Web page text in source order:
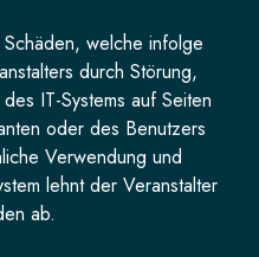
welche infolge
durch Störung,
IT-Systems auf Seiten
oder des Benutzers
Verwendung und
lehnt der Veranstalter
ab.